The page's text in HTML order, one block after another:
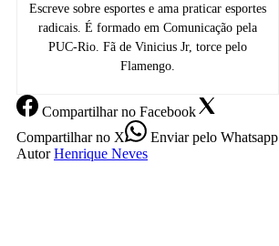
Escreve sobre esportes e ama praticar esportes
radicais. É formado em Comunicação pela
PUC-Rio. Fã de Vinicius Jr, torce pelo
Flamengo.
Compartilharno Facebook
Compartilharno X Enviarpelo Whatsapp
Autor Henrique Neves